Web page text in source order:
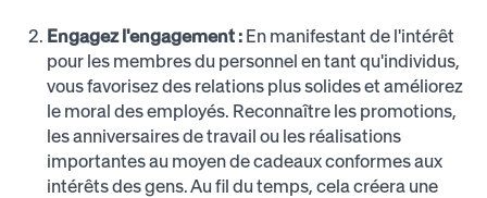
Engagez l'engagement : En manifestant de l'intérêt
pour les membres du personnel en tant qu'individus,
vous favorisez des relations plus solides et améliorez
le moral des employés. Reconnaître les promotions,
les anniversaires de travail ou les réalisations
importantes au moyen de cadeaux conformes aux
intérêts des gens. Au fil du temps, cela créera une